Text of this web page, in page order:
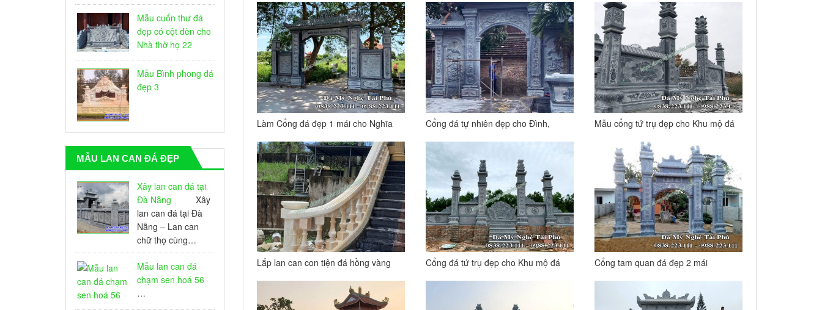
Quảng Ninh lần thứ 16
Làm Cổng đá đẹp 1 mái cho Nghĩa
Cổng đá tự nhiên đẹp cho Đình,
Mẫu cổng tứ trụ đẹp cho Khu mộ đá
Lắp lan can con tiện đá hồng vàng
Cổng đá tứ trụ đẹp cho Khu mộ đá Cổng tam quan đá đẹp 2 mái
Mẫu cuốn thư đá
đẹp có cột đèn cho
Nhà thờ họ 22
Mẫu Bình phong đá
đẹp 3
MẪU LAN CAN ĐÁ ĐẸP
Xây lan can đá tại
Đà Nẵng Xây
lan can đá tại Đà
Nẵng – Lan can
chữ thọ cùng…
Mẫu lan can đá
chạm sen hoá 56
…